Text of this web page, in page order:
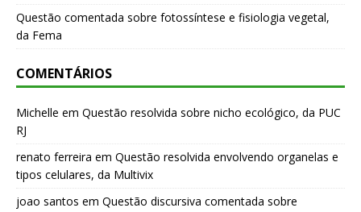
Questão comentada sobre fotossíntese e fisiologia vegetal,
da Fema
COMENTÁRIOS
Michelle em Questão resolvida sobre nicho ecológico, da PUC
RJ
renato ferreira em Questão resolvida envolvendo organelas e
tipos celulares, da Multivix
joao santos em Questão discursiva comentada sobre